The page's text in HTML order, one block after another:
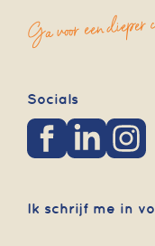
Ga voor een
Socials
Ik schrijf me in